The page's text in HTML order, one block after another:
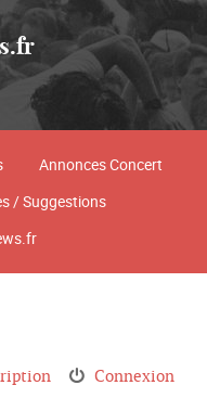
Annonces Concert
/ Suggestions
Connexion